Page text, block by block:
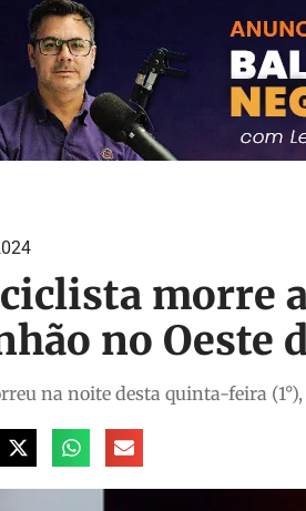
morre
no Oeste
na noite desta quinta-feira (1°),